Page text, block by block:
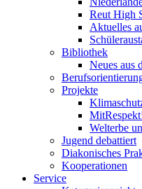
Reut High
Aktuelles
Bibliothek
Neues aus
Projekte
Welterbe
Jugend debattiert
Diakonisches
Kooperationen
Service